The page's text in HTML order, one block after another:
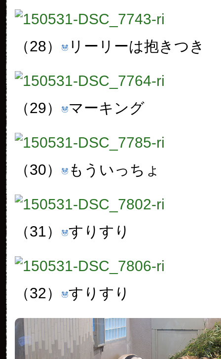
（28） リーリーは抱きつき
（29） マーキング
（30） もういっちょ
（31） すりすり
（32） すりすり